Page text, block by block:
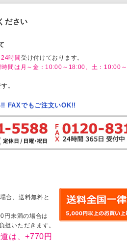
ださい
時間受け付けております。
時間は月～金：10:00～18:00、土：10:00
。
FAXでもご注文いOK!!
合、送料無料と
円未満の場合は
担いただきます。
は、+770円